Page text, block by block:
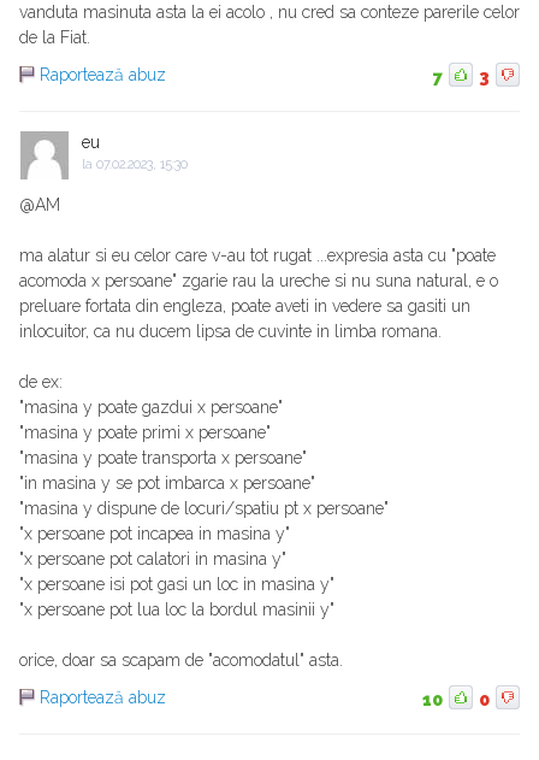
vanduta masinuta asta la ei acolo , nu cred sa conteze parerile celor
de la Fiat.
Raportează abuz
7 3
eu
la 07.02.2023, 15:30
@AM
ma alatur si eu celor care v-au tot rugat ...expresia asta cu "poate
acomoda x persoane" zgarie rau la ureche si nu suna natural, e o
preluare fortata din engleza, poate aveti in vedere sa gasiti un
inlocuitor, ca nu ducem lipsa de cuvinte in limba romana.
de ex:
"masina y poate gazdui x persoane"
"masina y poate primi x persoane"
"masina y poate transporta x persoane"
"in masina y se pot imbarca x persoane"
"masina y dispune de locuri/spatiu pt x persoane"
"x persoane pot incapea in masina y"
"x persoane pot calatori in masina y"
"x persoane isi pot gasi un loc in masina y"
"x persoane pot lua loc la bordul masinii y"
orice, doar sa scapam de "acomodatul" asta.
Raportează abuz
10 0